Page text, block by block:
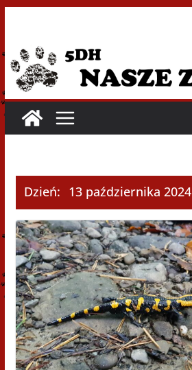
treści
Dzień: 13 października 2024